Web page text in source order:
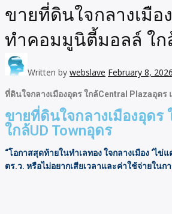
ขายที่ดินใจกลางเมือ
ทำคอมมูนิตี้มอลล์ ใก
Written by webslave February 8, 2026
ที่ดินใจกลางเมืองอุดร ใกล้Central Plazaอุด
ขายที่ดินใจกลางเมืองอุด
ใกล้UD Townอุดร
“โอกาสสุดท้ายในทำเลทอง ใจกลางเมือง ‘
ตร.ว. หรือไม่อยากเสียเวลาและค่าใช้จ่ายใน